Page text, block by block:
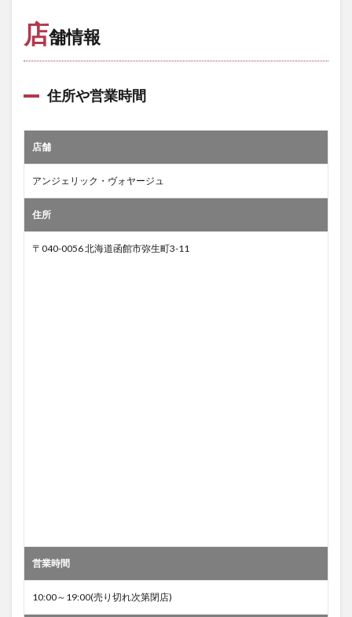
店舗情報
住所や営業時間
店舗
アンジェリック・ヴォヤージュ
住所
〒040-0056 北海道函館市弥生町3-11
営業時間
10:00～19:00(売り切れ次第閉店)